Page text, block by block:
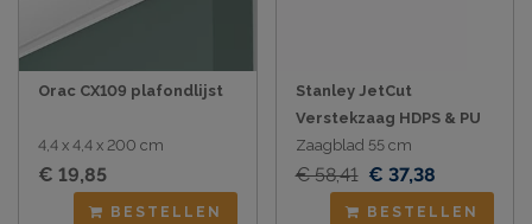
Orac CX109 plafondlijst
4,4 x 4,4 x 200 cm
€ 19,85
BESTELLEN
Stanley JetCut
Verstekzaag HDPS & PU
Zaagblad 55 cm
€ 58,41 € 37,38
BESTELLEN